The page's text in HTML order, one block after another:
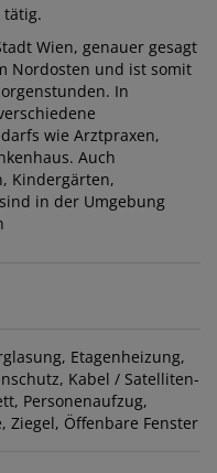
tätig.
Wien, genauer gesagt
Nordosten und ist somit
In
wie Arztpraxen,
Auch
Kindergärten,
in der Umgebung
Etagenheizung
Kabel / Satelliten-
Personenaufzug
Ziegel Öffenbare Fenster